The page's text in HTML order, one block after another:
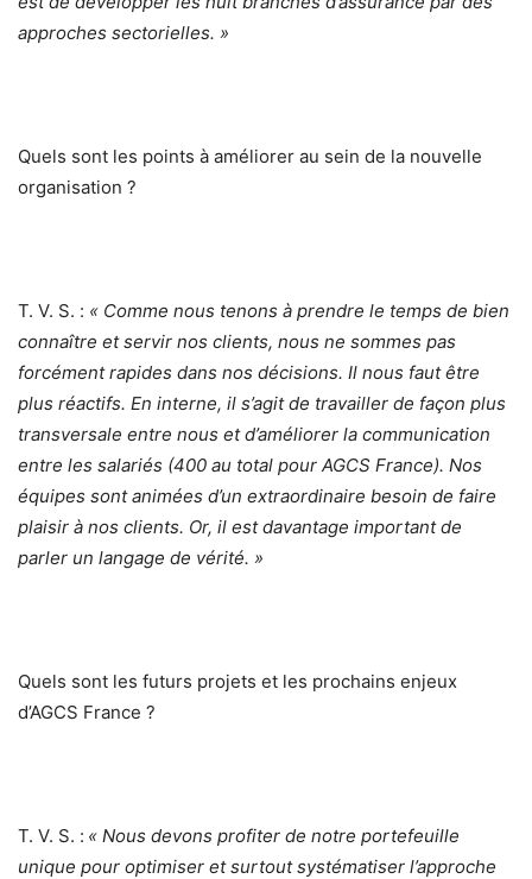
approches sectorielles. »
Quels sont les points à améliorer au sein de la nouvelle
organisation ?
T. V. S. : « Comme nous tenons à prendre le temps de bien
connaître et servir nos clients, nous ne sommes pas
forcément rapides dans nos décisions. Il nous faut être
plus réactifs. En interne, il s’agit de travailler de façon plus
transversale entre nous et d’améliorer la communication
entre les salariés (400 au total pour AGCS France). Nos
équipes sont animées d’un extraordinaire besoin de faire
plaisir à nos clients. Or, il est davantage important de
parler un langage de vérité. »
Quels sont les futurs projets et les prochains enjeux
d’AGCS France ?
T. V. S. : « Nous devons profiter de notre portefeuille
unique pour optimiser et surtout systématiser l’approche